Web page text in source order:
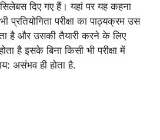
दिए गए हैं। यहां पर यह कहना
प्रतियोगिता परीक्षा का पाठ्यक्रम उस
है और उसकी तैयारी करने के लिए
है इसके बिना किसी भी परीक्षा में
असंभव ही होता है.